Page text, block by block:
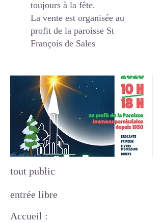
toujours à la fête.
La vente est organisée au
profit de la paroisse St
François de Sales
tout public
entrée libre
Accueil :